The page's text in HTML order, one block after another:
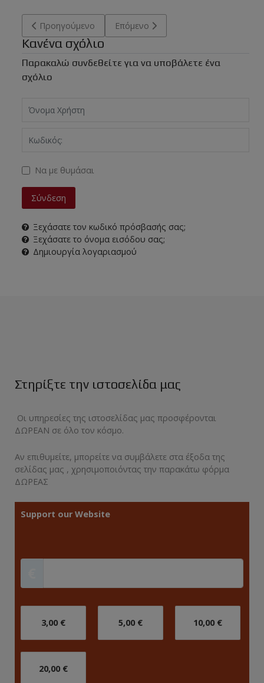
Προηγούμενο άρθρο: Ο δαμαστής των σκύλων
Προηγούμενο Επόμενο άρθρο: Νέος
Επόμενο
Κανένα σχόλιο
Παρακαλώ συνδεθείτε για να υποβάλετε ένα
σχόλιο
Κωδικός:
Να με θυμάσαι
Σύνδεση
Ξεχάσατε τον κωδικό πρόσβασής σας;
Ξεχάσατε το όνομα εισόδου σας;
Δημιουργία λογαριασμού
Στηρίξτε την ιστοσελίδα μας
Οι υπηρεσίες της ιστοσελίδας μας προσφέρονται
ΔΩΡΕΑΝ σε όλο τον κόσμο.
Αν επιθυμείτε, μπορείτε να συμβάλετε στα έξοδα της
σελίδας μας , χρησιμοποιόντας την παρακάτω φόρμα
ΔΩΡΕΑΣ
Support our Website
3,00 € 5,00 € 10,00 €
20,00 €